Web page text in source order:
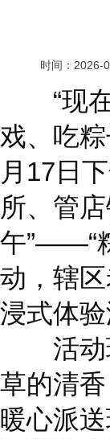
时间： 2026-
“现在
戏、吃
月17日
所、管
午”——“
动，辖
浸式体验
活动现
草的清
暖心派